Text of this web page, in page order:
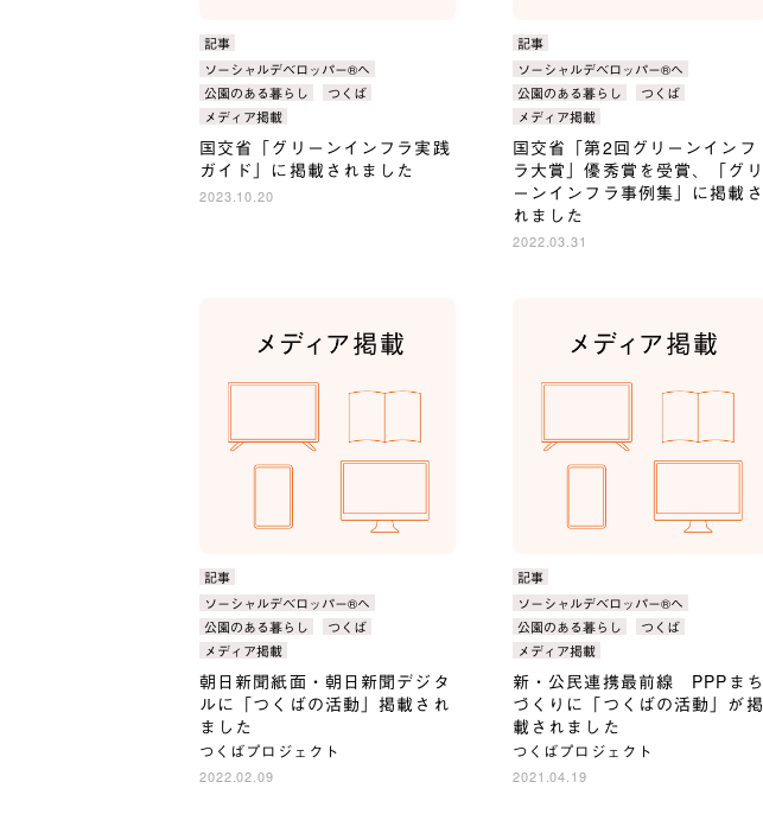
カ
テ
ゴ
リ：
記事
タ
グ：
ソーシャルデベロッパー®へ
公園のある暮らし
つくば
メディア掲載
国交省「グリーンインフラ実践
ガイド」に掲載されました
2023.10.20
カ
テ
ゴ
リ：
記事
タ
グ：
ソーシャルデベロッパー®へ
公園のある暮らし
つくば
メディア掲載
国交省「第2回グリーンインフ
ラ大賞」優秀賞を受賞、「グリ
ーンインフラ事例集」に掲載さ
れました
2022.03.31
カ
テ
ゴ
リ：
記事
タ
グ：
ソーシャルデベロッパー®へ
公園のある暮らし
つくば
メディア掲載
朝日新聞紙面・朝日新聞デジタ
ルに「つくばの活動」掲載され
ました
つくばプロジェクト
2022.02.09
カ
テ
ゴ
リ：
記事
タ
グ：
ソーシャルデベロッパー®へ
公園のある暮らし
つくば
メディア掲載
新・公民連携最前線 PPPまち
づくりに「つくばの活動」が掲
載されました
つくばプロジェクト
2021.04.19